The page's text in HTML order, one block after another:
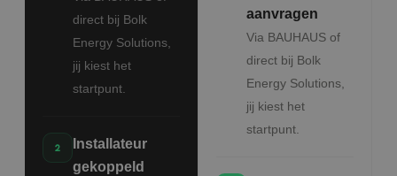
direct bij Bolk
Energy Solutions,
jij kiest het
startpunt.
Installateur
gekoppeld
aanvragen
Via BAUHAUS of
direct bij Bolk
Energy Solutions,
jij kiest het
startpunt.